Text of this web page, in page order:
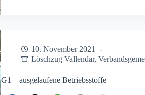
10. November 2021
Löschzug Vallendar,
G1 – ausgelaufene Betriebsstoffe